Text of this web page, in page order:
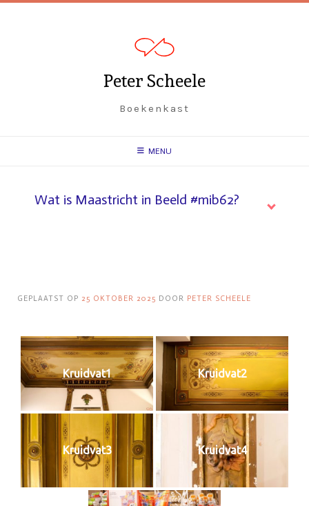
Spring
Peter Scheele
Boekenkast
MENU
Wat is Maastricht in Beeld #mib62?
GEPLAATST OP 25 OKTOBER 2025 DOOR PETER SCHEELE
Kruidvat1 Kruidvat2
Kruidvat3 Kruidvat4